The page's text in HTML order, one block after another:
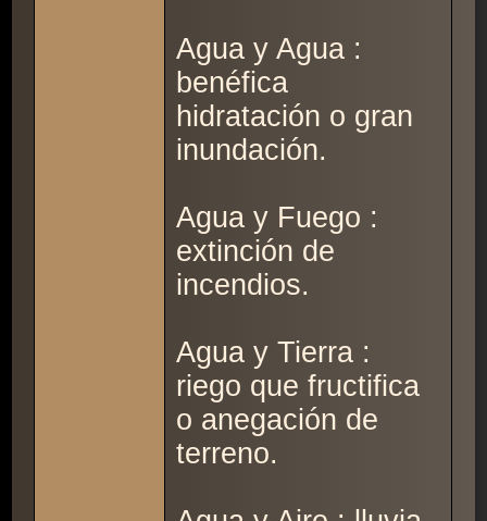
Agua y Agua :
benéfica
hidratación o gran
inundación.
Agua y Fuego :
extinción de
incendios.
Agua y Tierra :
riego que fructifica
o anegación de
terreno.